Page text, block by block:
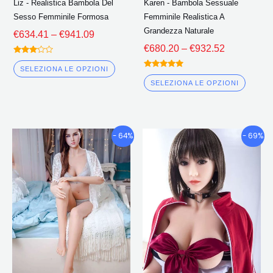
Liz - Realistica Bambola Del
Sesso Femminile Formosa
€634.41 – €941.09
Valutato
3.00
fuori
SELEZIONA LE OPZIONI
pagina
prodotto
Karen - Bambola Sessuale
Femminile Realistica A
Grandezza Naturale
€680.20 – €932.52
Valutato
5.00
fuori da 5
SELEZIONA LE OPZIONI
- 64%
Fascia
di
prezzo:
€740.88
Attraverso
€1,131.69
Questo
prodotto
ha
più
varianti.
Le
opzioni
possono
essere
- 69%
Fascia
prezzo:
€655.32
€924.35
Le